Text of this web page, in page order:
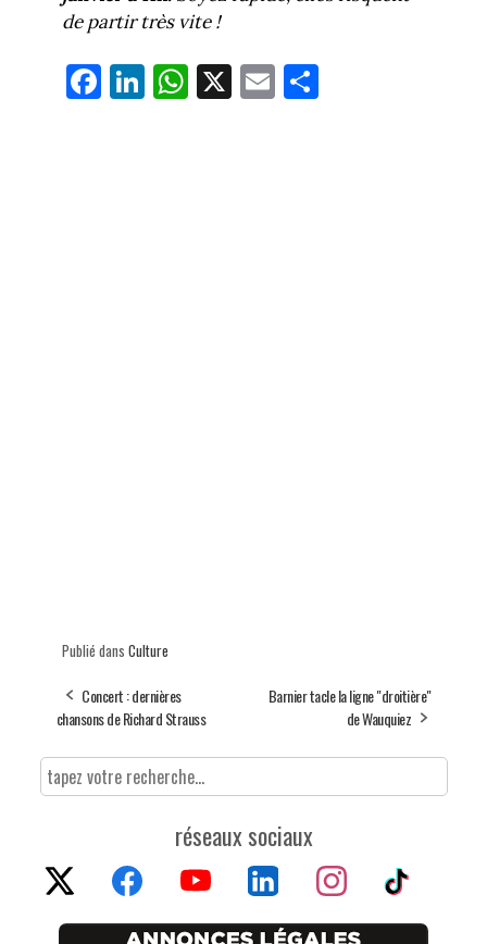
de partir très vite !
Fa
ce
Li
nk
W
ha
X E
m
Pa
rt
Publié dans Culture
Concert : dernières
chansons de Richard Strauss
Barnier tacle la ligne "droitière"
de Wauquiez
réseaux sociaux